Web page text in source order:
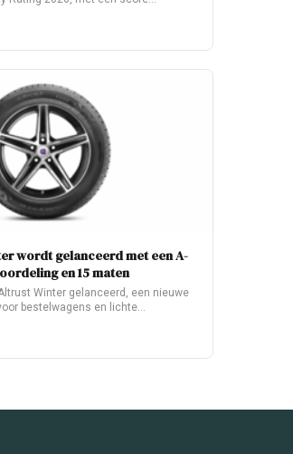
wordt gelanceerd met een A-
en 15 maten
Winter gelanceerd, een nieuwe
bestelwagens en lichte…